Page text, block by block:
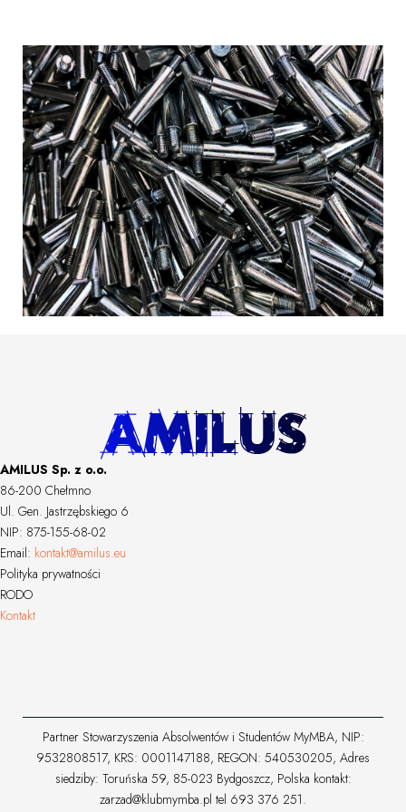
AMILUS Sp. z o.o.
86-200 Chełmno
Ul. Gen. Jastrzębskiego 6
NIP: 875-155-68-02
Email: kontakt@amilus.eu
Polityka prywatności
RODO
Kontakt
Partner Stowarzyszenia Absolwentów i Studentów MyMBA, NIP:
9532808517, KRS: 0001147188, REGON: 540530205, Adres
siedziby: Toruńska 59, 85-023 Bydgoszcz, Polska kontakt:
zarzad@klubmymba.pl tel 693 376 251.